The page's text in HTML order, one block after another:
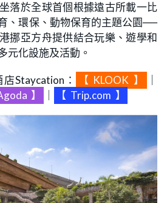
落於全球首個根據遠古所載一比
、環保、動物保育的主題公園──
挪亞方舟提供結合玩樂、遊學和
元化設施及活動。
Staycation： 【 KLOOK 】
】 【 Trip.com 】